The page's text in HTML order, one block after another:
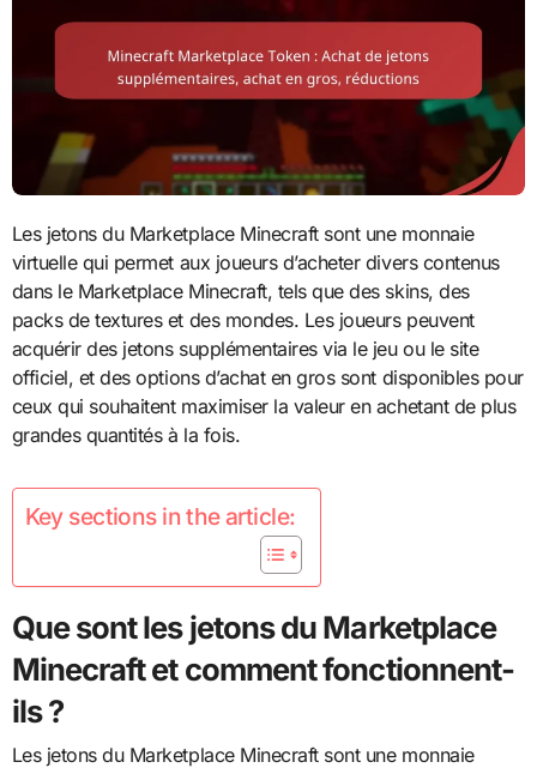
Les jetons du Marketplace Minecraft sont une monnaie
virtuelle qui permet aux joueurs d’acheter divers contenus
dans le Marketplace Minecraft, tels que des skins, des
packs de textures et des mondes. Les joueurs peuvent
acquérir des jetons supplémentaires via le jeu ou le site
officiel, et des options d’achat en gros sont disponibles pour
ceux qui souhaitent maximiser la valeur en achetant de plus
grandes quantités à la fois.
Key sections in the article:
Que sont les jetons du Marketplace
Minecraft et comment fonctionnent-
ils ?
Les jetons du Marketplace Minecraft sont une monnaie